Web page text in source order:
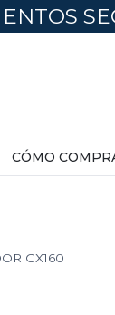
CÓMO
GX160